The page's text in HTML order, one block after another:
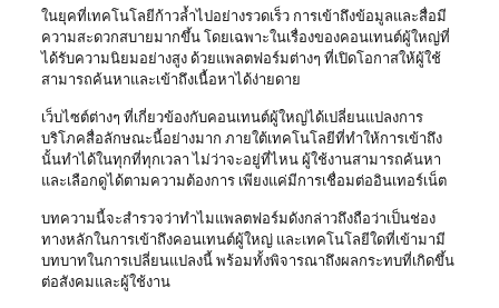
ในยุคที่เทคโนโลยีก้าวล้ำไปอย่างรวดเร็ว การเข้าถึงข้อมูลและสื่อมี
ความสะดวกสบายมากขึ้น โดยเฉพาะในเรื่องของคอนเทนต์ผู้ใหญ่ที่
ได้รับความนิยมอย่างสูง ด้วยแพลตฟอร์มต่างๆ ที่เปิดโอกาสให้ผู้ใช้
สามารถค้นหาและเข้าถึงเนื้อหาได้ง่ายดาย
เว็บไซต์ต่างๆ ที่เกี่ยวข้องกับคอนเทนต์ผู้ใหญ่ได้เปลี่ยนแปลงการ
บริโภคสื่อลักษณะนี้อย่างมาก ภายใต้เทคโนโลยีที่ทำให้การเข้าถึง
นั้นทำได้ในทุกที่ทุกเวลา ไม่ว่าจะอยู่ที่ไหน ผู้ใช้งานสามารถค้นหา
และเลือกดูได้ตามความต้องการ เพียงแค่มีการเชื่อมต่ออินเทอร์เน็ต
บทความนี้จะสำรวจว่าทำไมแพลตฟอร์มดังกล่าวถึงถือว่าเป็นช่อง
ทางหลักในการเข้าถึงคอนเทนต์ผู้ใหญ่ และเทคโนโลยีใดที่เข้ามามี
บทบาทในการเปลี่ยนแปลงนี้ พร้อมทั้งพิจารณาถึงผลกระทบที่เกิดขึ้น
ต่อสังคมและผู้ใช้งาน